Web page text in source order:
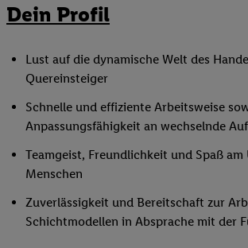
Dein Profil
Lust auf die dynamische Welt des
Quereinsteiger
Schnelle und effiziente Arbeitsweise
Anpassungsfähigkeit an wechselnde
Teamgeist, Freundlichkeit und Spaß am
Menschen
Zuverlässigkeit und Bereitschaft zur
Schichtmodellen in Absprache mit der